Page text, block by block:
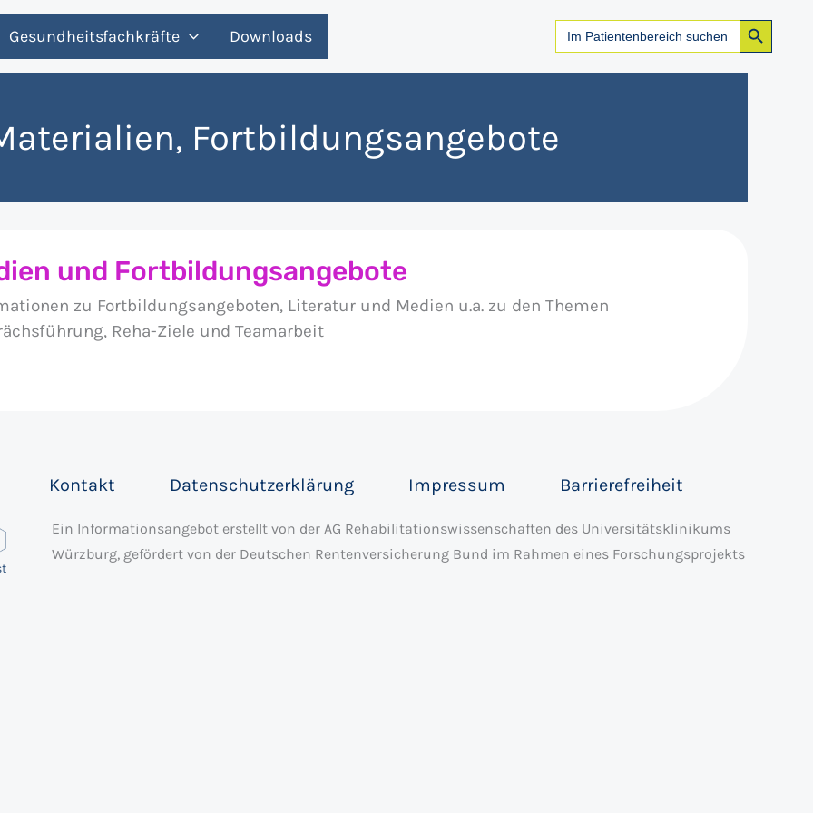
Gesundheitsfachkräfte Downloads
Search
for:
Search Button
Fortbildungsangebote
und Fortbildungsangebote
zu Fortbildungsangeboten, Literatur und Medien u.a. zu den Themen
Reha-Ziele und Teamarbeit
Kontakt Datenschutzerklärung Impressum Barrierefreiheit
Ein Informationsangebot erstellt von der AG Rehabilitationswissenschaften des Universitätsklinikums
Würzburg, gefördert von der Deutschen Rentenversicherung Bund im Rahmen eines Forschungsprojekts